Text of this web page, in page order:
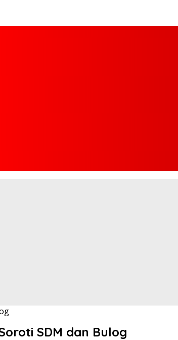
SDM dan Bulog